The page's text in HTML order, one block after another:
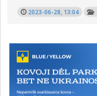
2023-06-28, 13:04